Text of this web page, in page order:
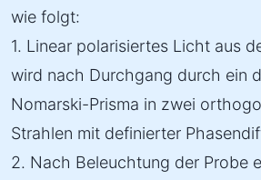
wie folgt:
1. Linear polarisiertes Licht aus
wird nach Durchgang durch ein
Nomarski-Prisma in zwei
Strahlen mit definierter
2. Nach Beleuchtung der Probe